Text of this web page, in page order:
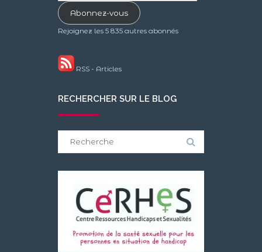
mailAbonnez-vous
Rejoignez les 5 835 autres abonnés
RSS - Articles
RECHERCHER SUR LE BLOG